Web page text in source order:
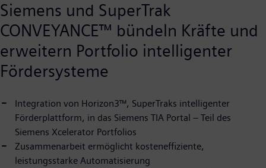
Siemens und SuperTrak
CONVEYANCE™ bündeln Kräfte und
erweitern Portfolio intelligenter
Fördersysteme
Integration von Horizon3™, SuperTraks intelligenter
Förderplattform, in das Siemens TIA Portal – Teil des
Siemens Xcelerator Portfolios
Zusammenarbeit ermöglicht kosteneffiziente,
leistungsstarke Automatisierung